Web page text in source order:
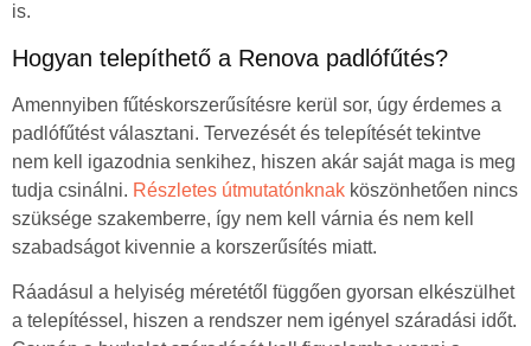
is.
Hogyan telepíthető a Renova padlófűtés?
Amennyiben fűtéskorszerűsítésre kerül sor, úgy érdemes a
padlófűtést választani. Tervezését és telepítését tekintve
nem kell igazodnia senkihez, hiszen akár saját maga is meg
tudja csinálni. Részletes útmutatónknak köszönhetően nincs
szüksége szakemberre, így nem kell várnia és nem kell
szabadságot kivennie a korszerűsítés miatt.
Ráadásul a helyiség méretétől függően gyorsan elkészülhet
a telepítéssel, hiszen a rendszer nem igényel száradási időt.